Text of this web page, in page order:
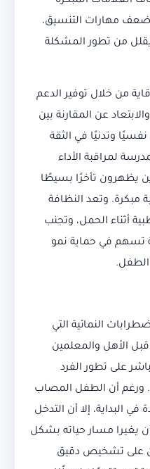
ضعف مهارات التنسيق،
من تطور المشكلة
من خلال توفير الدعم
عن المقارنة بين
وتدنيًا في الثقة
لمراقبة الأداء
يظهرون تأخرًا بسيطًا
وتعد النظافة
أثناء الحمل، وتجنب
في حماية نمو
الطفل.
النمائية التي
الأهل والمعلمين
على تطور الفرد
ورغم أن الطفل المصاب
البداية، إلا أن التدخل
يغيرا مسار حياته بشكل
على تشخيص دقيق